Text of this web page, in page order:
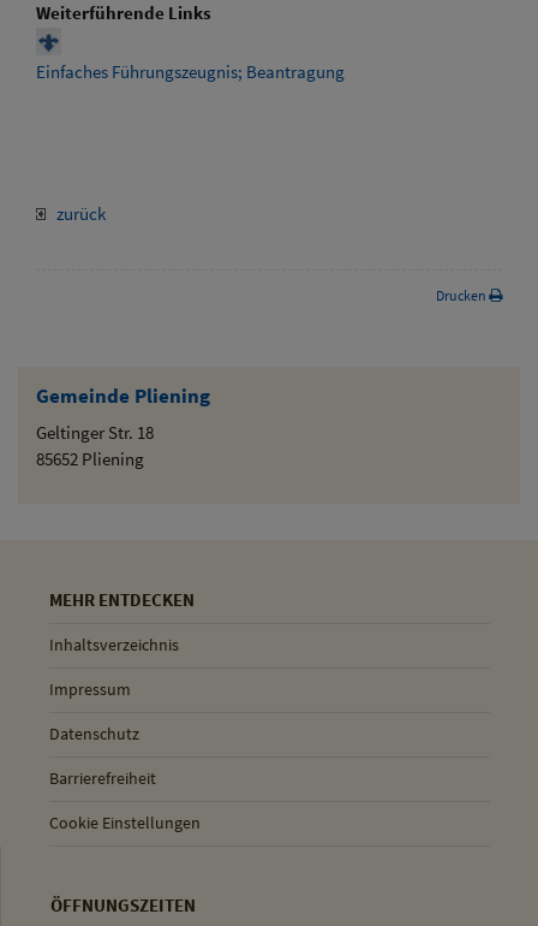
Gemeinde Pliening
Geltinger Str. 18
85652 Pliening
Weiterführende Links
Einfaches Führungszeugnis; Beantragung
zurück
Drucken
MEHR ENTDECKEN
Inhaltsverzeichnis
Impressum
Datenschutz
Barrierefreiheit
Cookie Einstellungen
ÖFFNUNGSZEITEN